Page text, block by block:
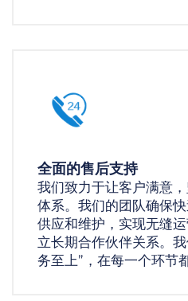
全面的售后支持
我们致力于让客户满意
体系。我们的团队确保
供应和维护，实现无缝
立长期合作伙伴关系。
务至上”，在每一个环节